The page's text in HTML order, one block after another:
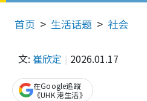
首页 生活话题 社会
文: 崔欣定 2026.01.17
在Google追蹤
《UHK 港生活》